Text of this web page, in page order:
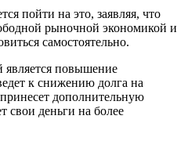
пойти на это, заявляя, что
рыночной экономикой и
самостоятельно.
является повышение
к снижению долга на
дополнительную
свои деньги на более